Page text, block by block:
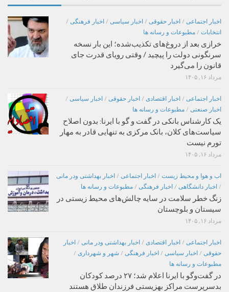
اخبار اجتماعی / اخبار حقوقی / اخبار سیاسی / اخبار فرهنگی /
انتخابات / مطبوعات و رسانه ها
خرازی بعد از دروغ‌های تکذیب‌شده؛ این بار نسخه
سرنگونی دولت را پیچید / وقتی رویای قدرت جای
قانون را می‌گیرد
مرداد ۱۶, ۱۴۰۵
اخبار اجتماعی / اخبار اقتصادی / اخبار حقوقی / اخبار سیاسی /
اخبار صنعتی / مطبوعات و رسانه ها
یک کارشناس بانکی در گفت و گو با ایرنا: بدون اصلاح
سیاست‌های کلان، بانک مرکزی به تنهایی قادر به مهار
تورم نیست
مرداد ۱۶, ۱۴۰۵
اب و هوا و محیط زیست / اخبار اجتماعی / اخبار بهداشتی ودر مانی
/ اخبار دانشگاهی / اخبار فرهنگی / مطبوعات و رسانه ها
زنگ خطر سلامت در سایه چالش‌های محیط زیستی در
سیستان و بلوچستان
مرداد ۱۶, ۱۴۰۵
اخبار اجتماعی / اخبار اقتصادی / اخبار بهداشتی ودر مانی / اخبار
حقوقی / اخبار سیاسی / اخبار فرهنگی / شهر و شهرداری /
مطبوعات و رسانه ها
در گفت‌وگو با ایرنا اعلام شد؛ ۲۷ درصد کودکان
بدسرپرست مراکز بهزیستی فرزندان طلاق هستند